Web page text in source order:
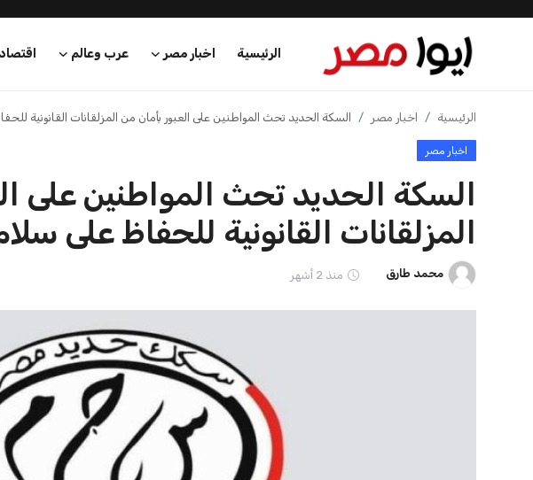
الرئيسية اخبار مصر عرب وعالم اقتصاد
الرئيسية
اخبار مصر
عرب وعالم
اخبار الرياضة
الرئيسية اخبار مصر السكة الحديد تحث المواطنين على العبور بأمان من المزلقانات القانونية
اخبار مصر
السكة الحديد تحث المواطنين على
المزلقانات القانونية للحفاظ على
محمد طارق منذ 2 أشهر